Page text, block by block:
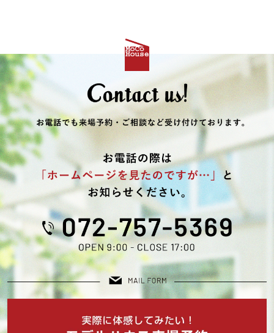
2024年04月 (1)
2024年03月 (1)
2024年02月 (1)
2023年10月 (1)
2023年09月 (1)
2023年08月 (2)